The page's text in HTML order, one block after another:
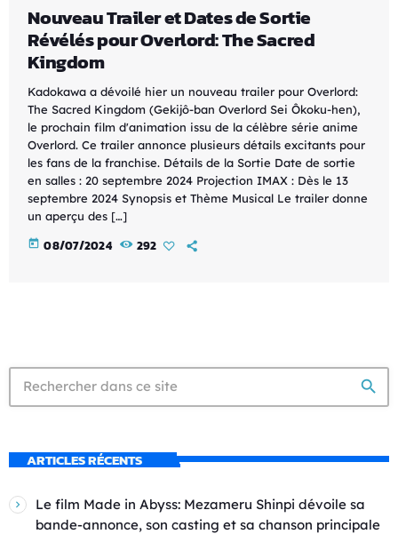
Nouveau Trailer et Dates de Sortie
Révélés pour Overlord: The Sacred
Kingdom
Kadokawa a dévoilé hier un nouveau trailer pour Overlord:
The Sacred Kingdom (Gekijô-ban Overlord Sei Ôkoku-hen),
le prochain film d'animation issu de la célèbre série anime
Overlord. Ce trailer annonce plusieurs détails excitants pour
les fans de la franchise. Détails de la Sortie Date de sortie
en salles : 20 septembre 2024 Projection IMAX : Dès le 13
septembre 2024 Synopsis et Thème Musical Le trailer donne
un aperçu des […]
today 08/07/2024 292
search
ARTICLES RÉCENTS
Le film Made in Abyss: Mezameru Shinpi dévoile sa
bande-annonce, son casting et sa chanson principale